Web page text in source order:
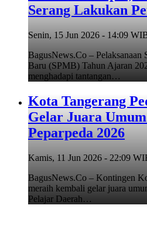
Serang Lakukan
Senin, 15 Jun 2026 - 14:09
BagusNews.Co – Pelaksanaan
Baru (SPMB) Tahun Ajaran
menghadapi tantangan…
Kota Tangerang
Gelar Juara
Peparpeda 2026
Kamis, 11 Jun 2026 - 22:09
BagusNews.Co – Kontingen
meraih kembali gelar juara
Pelajar Daerah…